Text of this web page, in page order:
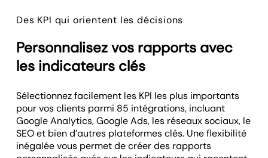
Des KPI qui orientent les décisions
Personnalisez vos rapports avec
les indicateurs clés
Sélectionnez facilement les KPI les plus importants
pour vos clients parmi 85 intégrations, incluant
Google Analytics, Google Ads, les réseaux sociaux, le
SEO et bien d’autres plateformes clés. Une flexibilité
inégalée vous permet de créer des rapports